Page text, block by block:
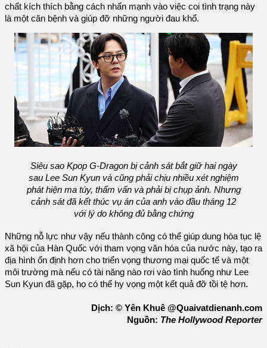
chất kích thích bằng cách nhấn mạnh vào việc coi tình trạng này
là một căn bệnh và giúp đỡ những người đau khổ.
Siêu sao Kpop G-Dragon bị cảnh sát bắt giữ hai ngày
sau Lee Sun Kyun và cũng phải chịu nhiều xét nghiệm
phát hiện ma túy, thẩm vấn và phải bị chụp ảnh. Nhưng
cảnh sát đã kết thúc vụ án của anh vào đầu tháng 12
với lý do không đủ bằng chứng
Những nỗ lực như vậy nếu thành công có thể giúp dung hòa tục lệ
xã hội của Hàn Quốc với tham vọng văn hóa của nước này, tạo ra
địa hình ổn định hơn cho triển vọng thương mại quốc tế và một
môi trường mà nếu có tài năng nào rơi vào tình huống như Lee
Sun Kyun đã gặp, họ có thể hy vọng một kết quả đỡ tồi tệ hơn.
Dịch: © Yên Khuê @Quaivatdienanh.com
Nguồn: The Hollywood Reporter